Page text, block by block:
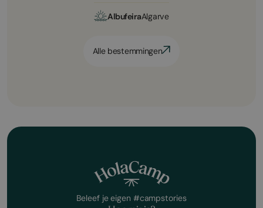
AlbufeiraAlgarve
Alle bestemmingen
Beleef je eigen #campstories